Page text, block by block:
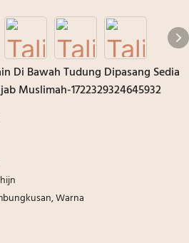
Di Bawah Tudung Dipasang Sedia
Muslimah-1722329324645932
Warna